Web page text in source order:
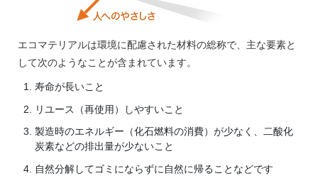
エコマテリアルは環境に配慮された材料の総称で、主な要素と
して次のようなことが含まれています。
寿命が長いこと
リユース（再使用）しやすいこと
製造時のエネルギー（化石燃料の消費）が少なく、二酸化
炭素などの排出量が少ないこと
自然分解してゴミにならずに自然に帰ることなどです